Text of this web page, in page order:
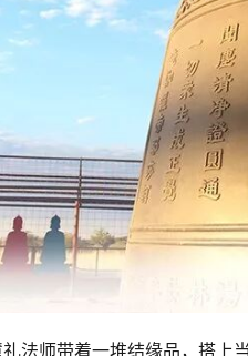
法师带着一堆结缘品，搭